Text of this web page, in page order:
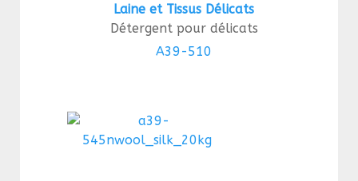
Laine et Tissus Délicats
Détergent pour délicats
A39-510